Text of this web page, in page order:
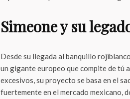
Simeone y su
Desde su llegada al banquillo
un gigante europeo que compite de tú
excesivos, su proyecto se basa en el
fuertemente en el mercado mexicano,